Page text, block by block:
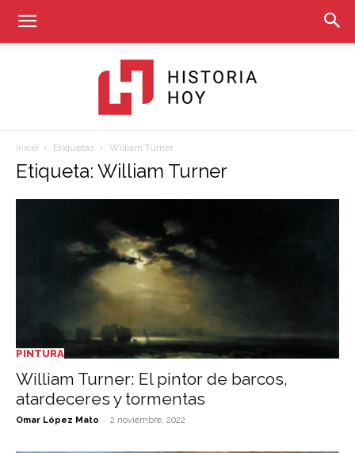
Inicio Etiquetas William Turner
Etiqueta: William Turner
PINTURA
William Turner: El pintor de barcos,
atardeceres y tormentas
Omar López Mato - 2 noviembre, 2022